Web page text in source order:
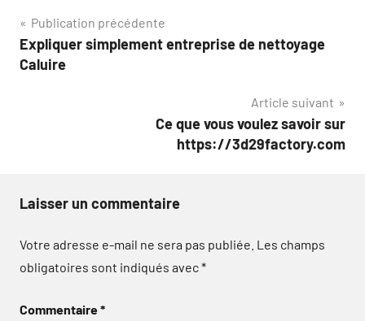
Navigation
de
Publication précédente
Expliquer simplement entreprise de nettoyage
Caluire
Article suivant
Ce que vous voulez savoir sur
https://3d29factory.com
Laisser un commentaire
Votre adresse e-mail ne sera pas publiée. Les champs
obligatoires sont indiqués avec*
Commentaire*